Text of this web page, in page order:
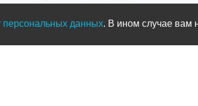
ул. Нахимова
персональных данных. В ином случае вам